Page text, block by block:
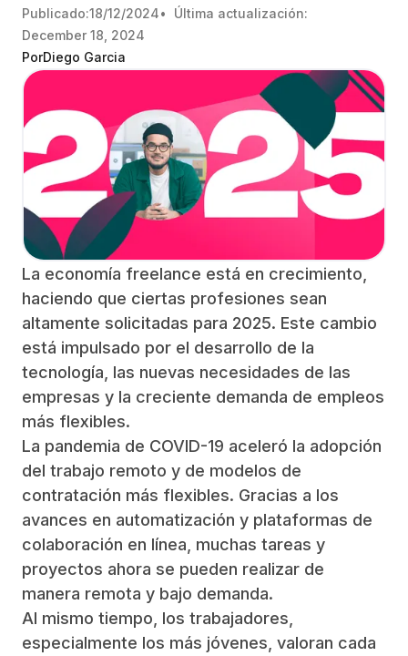
Publicado:18/12/2024• Última actualización:
December 18, 2024
PorDiego Garcia
La economía freelance está en crecimiento,
haciendo que ciertas profesiones sean
altamente solicitadas para 2025. Este cambio
está impulsado por el desarrollo de la
tecnología, las nuevas necesidades de las
empresas y la creciente demanda de empleos
más flexibles.
La pandemia de COVID-19 aceleró la adopción
del trabajo remoto y de modelos de
contratación más flexibles. Gracias a los
avances en automatización y plataformas de
colaboración en línea, muchas tareas y
proyectos ahora se pueden realizar de
manera remota y bajo demanda.
Al mismo tiempo, los trabajadores,
especialmente los más jóvenes, valoran cada